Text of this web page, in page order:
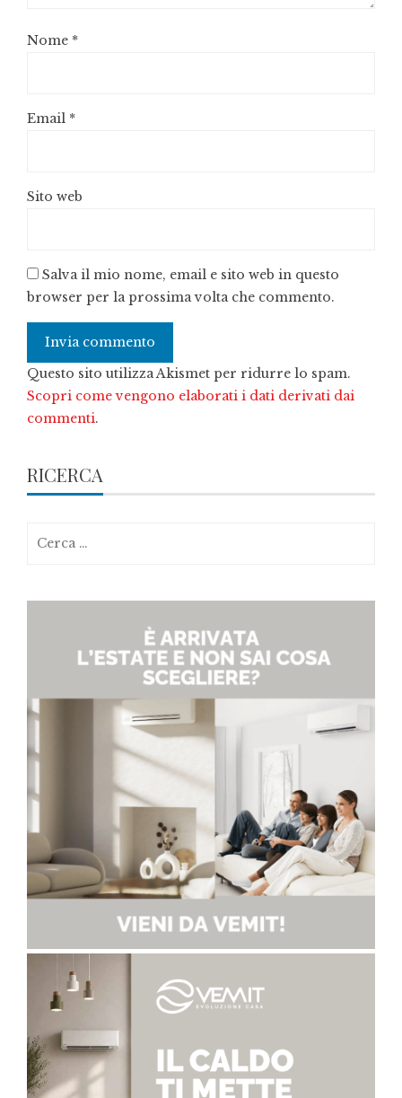
Nome *
Email *
Sito web
Salva il mio nome, email e sito web in questo
browser per la prossima volta che commento.
Questo sito utilizza Akismet per ridurre lo spam.
Scopri come vengono elaborati i dati derivati dai
commenti.
RICERCA